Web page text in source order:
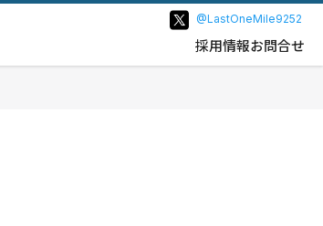
採用情報お問合せ
@LastOneMile9252